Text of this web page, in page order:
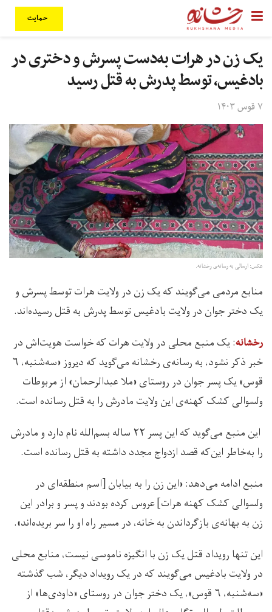
حمایت
یک زن در هرات به‌دست پسرش و دختری در
بادغیس، توسط پدرش به قتل رسید
۷ قوس ۱۴۰۳
عکس: ارسالی به رسانه‌ی رخشانه.
منابع مردمی می‌گویند که یک زن در ولایت هرات توسط پسرش و
یک دختر جوان در ولایت بادغیس توسط پدرش به قتل رسیده‌اند.
رخشانه: یک منبع محلی در ولایت هرات که خواست هویت‌اش در
خبر ذکر نشود، به رسانه‌ی رخشانه می‌گوید که دیروز «سه‌شنبه، ۶
قوس» یک پسر جوان در روستای «ملا عبدالرحمان» از مربوطات
ولسوالی کشک کهنه‌ی این ولایت مادرش را به قتل رسانده است.
این منبع می‌گوید که این پسر ۲۲ ساله بسم‌الله نام دارد و مادرش
را به‌خاطر این‌که قصد ازدواج مجدد داشته به قتل رسانده است.
منبع ادامه می‌دهد: «این زن را به بیابان [اسم منطقه‌ای در
ولسوالی کشک کهنه‌ هرات] عروس کرده‌ بودند و پسر و برادر این
زن به بهانه‌ی بازگرداندن به خانه، در مسیر راه او را سر بریده‌اند».
این تنها رویداد قتل یک زن با انگیزه ناموسی نیست، منابع محلی
در ولایت بادغیس می‌گویند که در یک رویداد دیگر، شب گذشته
«سه‌شنبه، ۶ قوس»، یک دختر جوان در روستای «داودی‌ها» از